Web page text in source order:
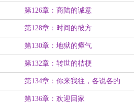
第126章：商陆的诚意
第128章：时间的彼方
第130章：地狱的瘴气
第132章：转世的桔梗
第134章：你来我往，各说各的
第136章：欢迎回家